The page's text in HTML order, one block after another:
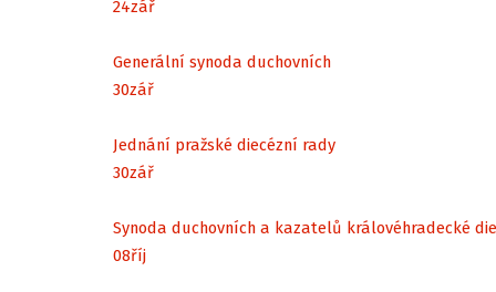
24zář
Generální synoda duchovních
30zář
Jednání pražské diecézní rady
30zář
Synoda duchovních a kazatelů královéhradecké
08říj